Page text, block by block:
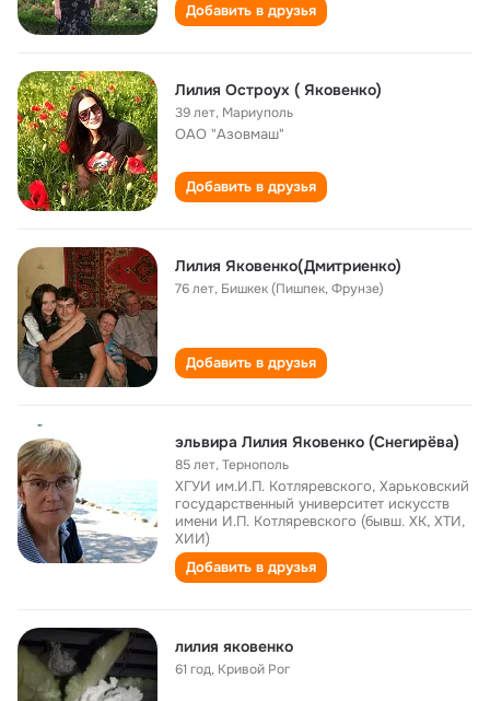
Добавить в друзья
Лилия Остроух ( Яковенко)
39 лет, Мариуполь
ОАО "Азовмаш"
Добавить в друзья
Лилия Яковенко(Дмитриенко)
76 лет, Бишкек (Пишпек, Фрунзе)
Добавить в друзья
эльвира Лилия Яковенко (Снегирёва)
85 лет,Тернополь
ХГУИ им.И.П. Котляревского, Харьковский
государственный университет искусств
имени И.П. Котляревского (бывш. ХК, ХТИ,
ХИИ)
Добавить в друзья
лилия яковенко
61 год, Кривой Рог